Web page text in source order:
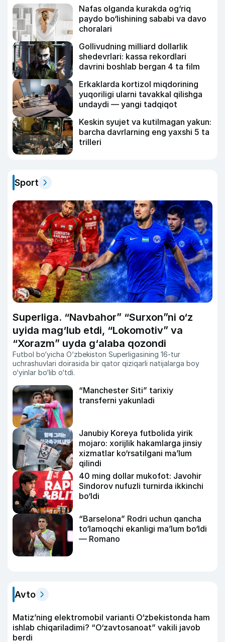
Nafas olganda kurakda og‘riq
paydo bo‘lishining sababi va davo
choralari
Gollivudning milliard dollarlik
shedevrlari: kassa rekordlari
davrini boshlab bergan 4 ta film
Erkaklarda kortizol miqdorining
yuqoriligi ularni tavakkal qilishga
undaydi — yangi tadqiqot
Keskin syujet va kutilmagan yakun:
barcha davrlarning eng yaxshi 5 ta
trilleri
Sport
Superliga. “Navbahor” “Surxon”ni o‘z
uyida mag‘lub etdi, “Lokomotiv” va
“Xorazm” uyda g‘alaba qozondi
Futbol bo‘yicha O‘zbekiston Superligasining 16-tur
uchrashuvlari doirasida bir qator qiziqarli natijalarga boy
o‘yinlar bo‘lib o‘tdi.
“Manchester Siti” tarixiy
transferni yakunladi
Janubiy Koreya futbolida yirik
mojaro: xorijlik hakamlarga jinsiy
xizmatlar ko‘rsatilgani ma’lum
qilindi
40 ming dollar mukofot: Javohir
Sindorov nufuzli turnirda ikkinchi
bo‘ldi
“Barselona” Rodri uchun qancha
to‘lamoqchi ekanligi ma’lum bo‘ldi
— Romano
Avto
Matiz’ning elektromobil varianti O‘zbekistonda ham
ishlab chiqariladimi? “O‘zavtosanoat” vakili javob
berdi